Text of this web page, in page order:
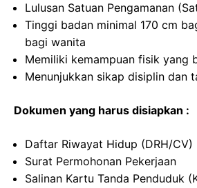
Lulusan Satuan Pengamanan
Tinggi badan minimal 170 cm
bagi wanita
Memiliki kemampuan fisik yang
Menunjukkan sikap disiplin dan
Dokumen yang harus disiapkan :
Daftar Riwayat Hidup (DRH/CV)
Surat Permohonan Pekerjaan
Salinan Kartu Tanda Penduduk